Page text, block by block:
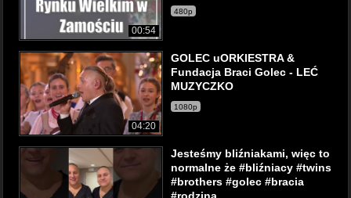
00:54
480p
04:20
GOLEC uORKIESTRA &
Fundacja Braci Golec - LEĆ
MUZYCZKO
1080p
Jesteśmy bliźniakami, więc to
normalne że #bliźniacy #twins
#brothers #golec #bracia